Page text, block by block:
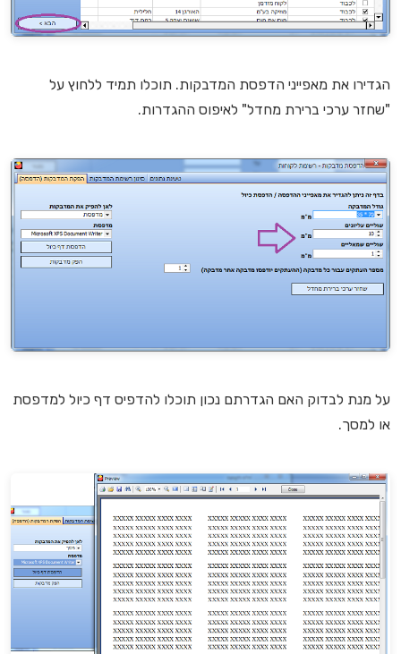
הגדירו את מאפייני הדפסת המדבקות. תוכלו תמיד ללחוץ על
"שחזר ערכי ברירת מחדל" לאיפוס ההגדרות.
על מנת לבדוק האם הגדרתם נכון תוכלו להדפיס דף כיול למדפסת
או למסך.